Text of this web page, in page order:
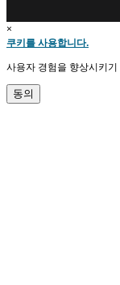
×
쿠키를 사용합니다.
사용자 경험을 향상시키기
동의